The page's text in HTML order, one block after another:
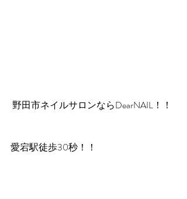
野田市ネイルサロンならDearNAIL！！
愛宕駅徒歩30秒！！